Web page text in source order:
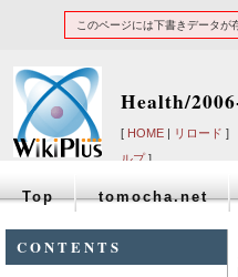
このページには下書きデータが
Health/
[ HOME | リロード ]
ルプ]
Top tomocha.net
CONTENTS